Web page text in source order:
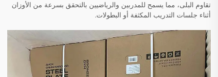
تقاوم البلى، مما يسمح للمدربين والرياضيين بالتحقق بسرعة من الأوزان
أثناء جلسات التدريب المكثفة أو البطولات.